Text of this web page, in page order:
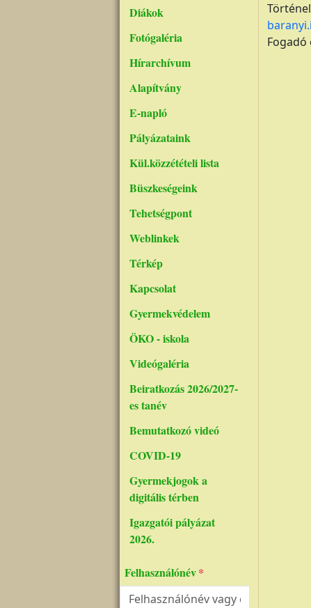
Diákok
Fotógaléria
Hírarchívum
Alapítvány
E-napló
Pályázataink
Kül.közzétételi lista
Büszkeségeink
Tehetségpont
Weblinkek
Térkép
Kapcsolat
Gyermekvédelem
ÖKO - iskola
Videógaléria
Beiratkozás 2026/2027-
es tanév
Bemutatkozó videó
COVID-19
Gyermekjogok a
digitális térben
Igazgatói pályázat
2026.
Felhasználónév
Fogadó